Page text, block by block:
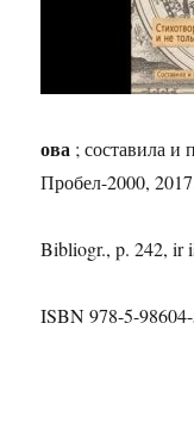
ова ; составила и
Пробел-2000,
Bibliogr., p. 242, ir
ISBN 978-5-